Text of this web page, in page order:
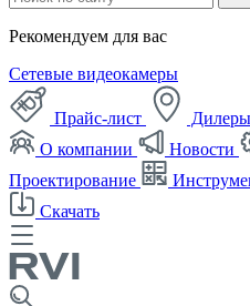
Рекомендуем для вас
Сетевые видеокамеры
Прайс-лист Дилеры
О компании
Новости
Проектирование
Скачать